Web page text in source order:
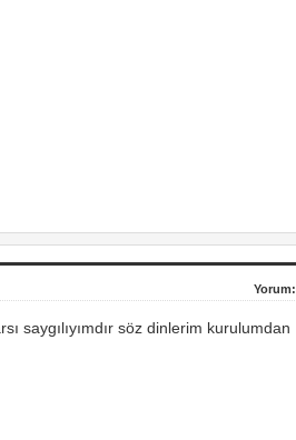
Yorum:
saygılıyımdır söz dinlerim kurulumdan